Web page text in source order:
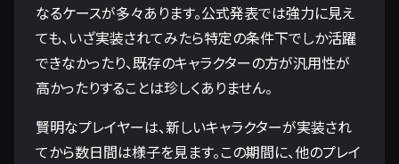
なるケースが多々あります。公式発表では強力に見え
ても、いざ実装されてみたら特定の条件下でしか活躍
できなかったり、既存のキャラクターの方が汎用性が
高かったりすることは珍しくありません。
賢明なプレイヤーは、新しいキャラクターが実装され
てから数日間は様子を見ます。この期間に、他のプレイ